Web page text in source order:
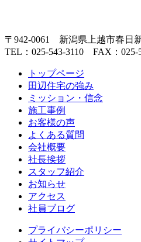
〒942-0061 新潟県上越市春日
TEL：025-543-3110 FAX：025-
トップページ
田辺住宅の強み
ミッション・信念
施工事例
お客様の声
よくある質問
会社概要
社長挨拶
スタッフ紹介
お知らせ
アクセス
社員ブログ
プライバシーポリシー